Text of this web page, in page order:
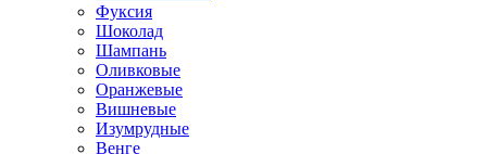
Фуксия
Шоколад
Шампань
Оливковые
Оранжевые
Вишневые
Изумрудные
Венге